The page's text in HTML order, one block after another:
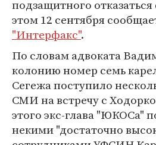
подзащитного
этом 12 сентября
"Интерфакс".
По словам адвоката
колонию номер семь
Сегежа поступило
СМИ на встречу с
этого экс-глава "ЮКОСа"
некими "достаточно